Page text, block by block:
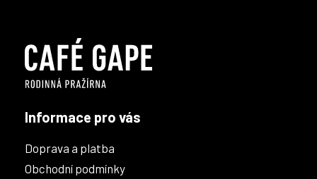
Informace pro vás
Doprava a platba
Obchodní podmínky